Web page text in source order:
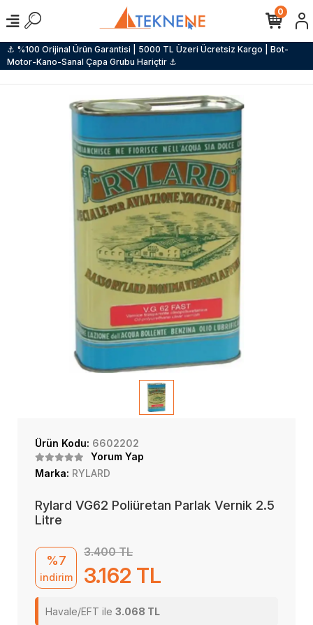
⚓ %100 Orijinal Ürün Garantisi | 5000 TL Üzeri Ücretsiz Kargo | Bot-
Motor-Kano-Sanal Çapa Grubu Hariçtir ⚓
0
Ürün Kodu: 6602202
Yorum Yap
Marka: RYLARD
Rylard VG62 Poliüretan Parlak Vernik 2.5
Litre
%7
indirim
3.400 TL
3.162 TL
Havale/EFT ile 3.068 TL